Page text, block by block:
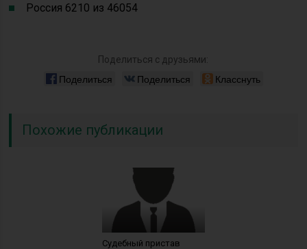
Россия 6210 из 46054
Поделиться с друзьями:
Поделиться Поделиться Класснуть
Похожие публикации
Судебный пристав